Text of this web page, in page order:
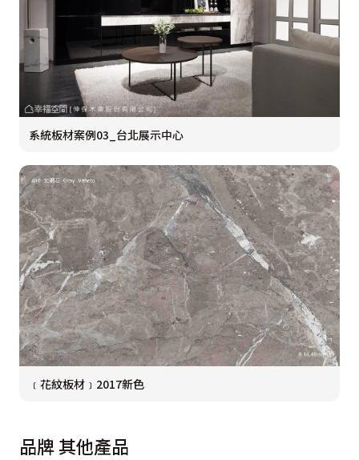
系統板材案例03_台北展示中心
﹝花紋板材﹞2017新色
品牌其他產品